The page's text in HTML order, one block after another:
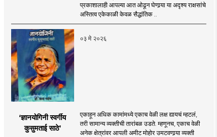
प्रकाशालाही आपल्या आत ओढून घेणार्‍या या अदृश्य राक्षसांचे
अस्तित्व एकेकाळी केवळ सैद्धांतिक ..
०३ मे २०२६
‘ज्ञानयोगिनी स्वर्गीय
कुसुमताई साठे’
एकाहून अधिक कामांमध्ये एकाच वेळी लक्ष द्यायचं म्हटलं,
तरी सामान्य व्यक्तीची तारांबळ उडते. म्हणूनच, एकाच वेळी
अनेक क्षेत्रांवर आपली अमीट मोहोर उमटवणार्‍या व्यक्ती